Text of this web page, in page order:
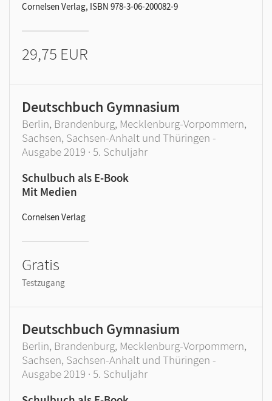
Cornelsen Verlag, ISBN 978-3-06-200082-9
29,75 EUR
Deutschbuch Gymnasium
Berlin, Brandenburg, Mecklenburg-Vorpommern,
Sachsen, Sachsen-Anhalt und Thüringen -
Ausgabe 2019 · 5. Schuljahr
Schulbuch als E-Book
Mit Medien
Cornelsen Verlag
Gratis
Testzugang
Deutschbuch Gymnasium
Berlin, Brandenburg, Mecklenburg-Vorpommern,
Sachsen, Sachsen-Anhalt und Thüringen -
Ausgabe 2019 · 5. Schuljahr